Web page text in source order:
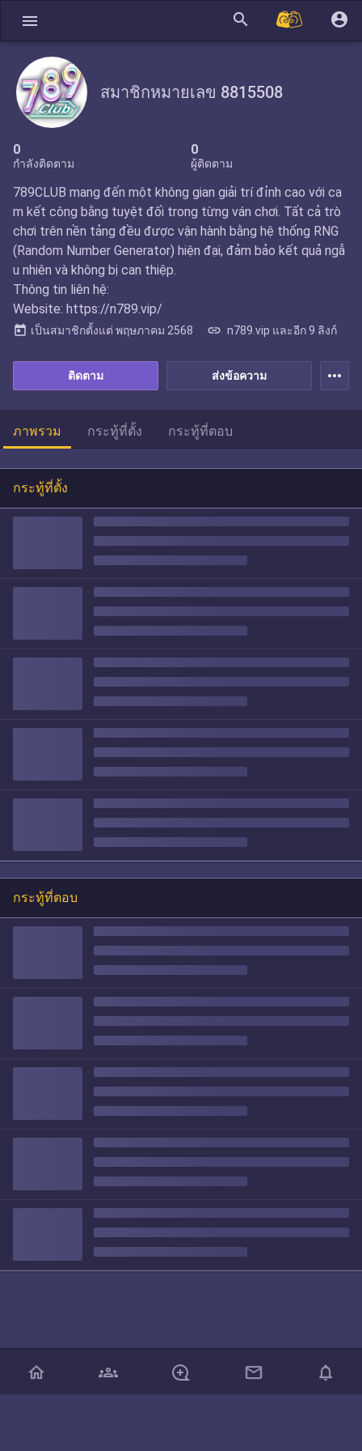
menu search account_circle
สมาชิกหมายเลข 8815508
0
กำลังติดตาม
0
ผู้ติดตาม
ส่งข้อความ
ติดตาม
789CLUB mang đến một không gian giải trí đỉnh cao với ca
m kết công bằng tuyệt đối trong từng ván chơi. Tất cả trò
chơi trên nền tảng đều được vận hành bằng hệ thống RNG
(Random Number Generator) hiện đại, đảm bảo kết quả ngẫ
u nhiên và không bị can thiệp.
Thông tin liên hệ:
Website: https://n789.vip/
today เป็นสมาชิกตั้งแต่ พฤษภาคม 2568 link n789.vip และอีก 9 ลิงก์
more_horiz
ภาพรวม กระทู้ที่ตั้ง กระทู้ที่ตอบ
กระทู้ที่ตั้ง
กระทู้ที่ตอบ